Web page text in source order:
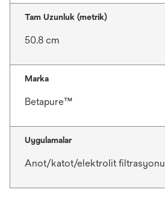
Tam Uzunluk (metrik)
50.8 cm
Marka
Betapure™
Uygulamalar
Anot/katot/elektrolit filtrasyonu